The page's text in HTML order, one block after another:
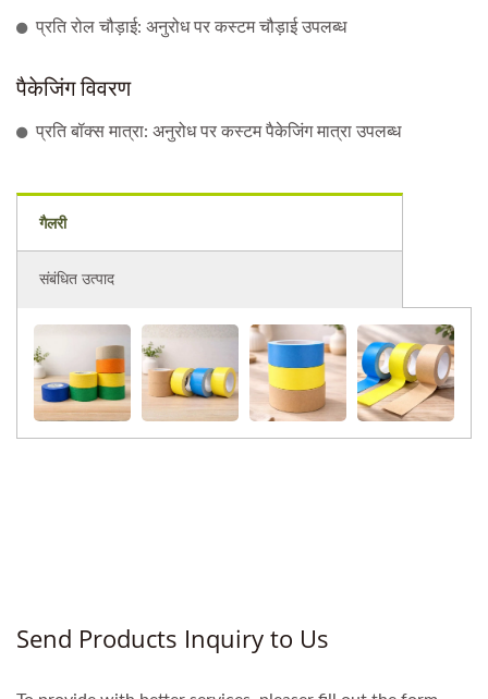
प्रति रोल चौड़ाई: अनुरोध पर कस्टम चौड़ाई उपलब्ध
पैकेजिंग विवरण
प्रति बॉक्स मात्रा: अनुरोध पर कस्टम पैकेजिंग मात्रा उपलब्ध
गैलरी
संबंधित उत्पाद